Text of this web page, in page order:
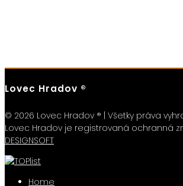
Lovec Hradov ®
© 2026 Lovec Hradov ® | Všetky práva
Lovec Hradov je registrovaná ochranná
DESIGNSOFT
Home